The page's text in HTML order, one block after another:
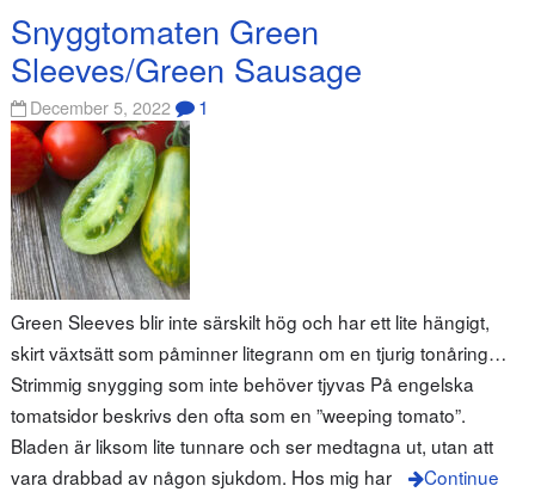
Snyggtomaten Green
Sleeves/Green Sausage
December 5, 2022 1
Green Sleeves blir inte särskilt hög och har ett lite hängigt,
skirt växtsätt som påminner litegrann om en tjurig tonåring…
Strimmig snygging som inte behöver tjyvas På engelska
tomatsidor beskrivs den ofta som en ”weeping tomato”.
Bladen är liksom lite tunnare och ser medtagna ut, utan att
vara drabbad av någon sjukdom. Hos mig har
Continue